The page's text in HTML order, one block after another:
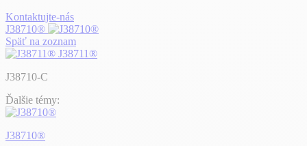
Kontaktujte-nás
J38710®
Späť na zoznam
J38711®
J38710-C
Ďalšie témy:
J38710®